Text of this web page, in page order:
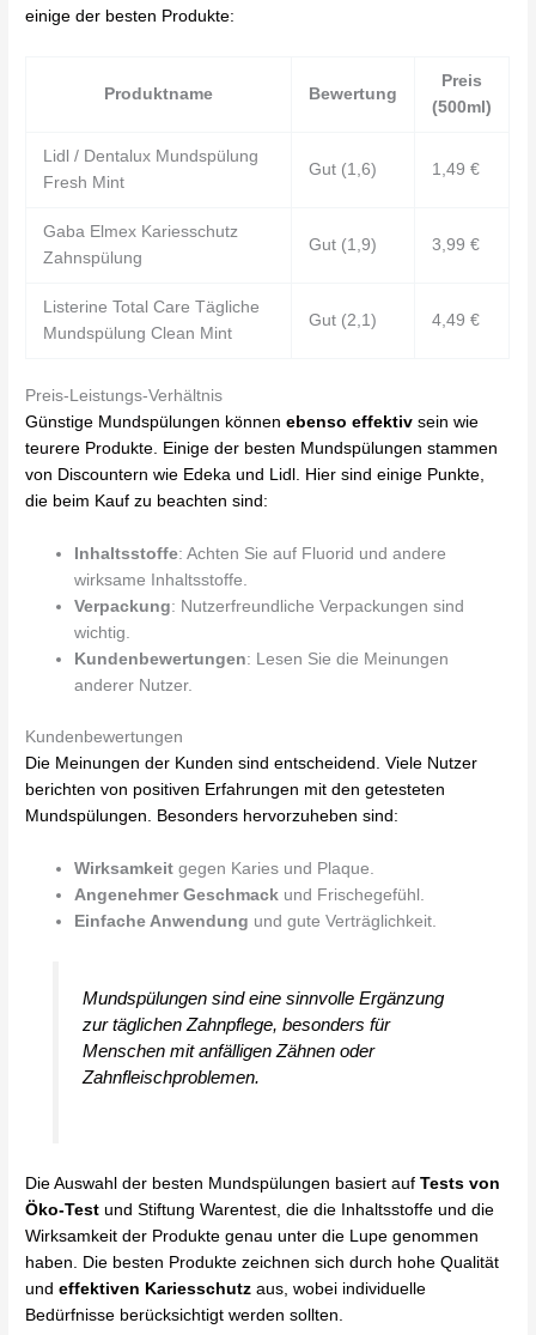
einige der besten Produkte:
Produktname Bewertung
Preis
(500ml)
Lidl / Dentalux Mundspülung
Fresh Mint
Gut (1,6) 1,49 €
Gaba Elmex Kariesschutz
Zahnspülung
Gut (1,9) 3,99 €
Listerine Total Care Tägliche
Mundspülung Clean Mint
Gut (2,1) 4,49 €
Preis-Leistungs-Verhältnis
Günstige Mundspülungen könnenebenso effektiv sein wie
teurere Produkte. Einige der besten Mundspülungen stammen
von Discountern wie Edeka und Lidl. Hier sind einige Punkte,
die beim Kauf zu beachten sind:
Inhaltsstoffe: Achten Sie auf Fluorid und andere
wirksame Inhaltsstoffe.
Verpackung: Nutzerfreundliche Verpackungen sind
wichtig.
Kundenbewertungen: Lesen Sie die Meinungen
anderer Nutzer.
Kundenbewertungen
Die Meinungen der Kunden sind entscheidend. Viele Nutzer
berichten von positiven Erfahrungen mit den getesteten
Mundspülungen. Besonders hervorzuheben sind:
Wirksamkeit gegen Karies und Plaque.
Angenehmer Geschmack und Frischegefühl.
Einfache Anwendung und gute Verträglichkeit.
Mundspülungen sind eine sinnvolle Ergänzung
zur täglichen Zahnpflege, besonders für
Menschen mit anfälligen Zähnen oder
Zahnfleischproblemen.
Die Auswahl der besten Mundspülungen basiert aufTests von
Öko-Test und Stiftung Warentest, die die Inhaltsstoffe und die
Wirksamkeit der Produkte genau unter die Lupe genommen
haben. Die besten Produkte zeichnen sich durch hohe Qualität
undeffektiven Kariesschutz aus, wobei individuelle
Bedürfnisse berücksichtigt werden sollten.